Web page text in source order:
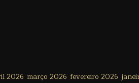
2026 março 2026 fevereiro 2026